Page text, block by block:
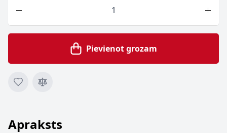
Pievienot grozam
Apraksts